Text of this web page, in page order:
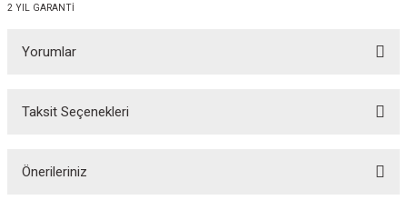
2 YIL GARANTİ
Yorumlar
Bu ürüne ilk yorumu siz yapın!
Taksit Seçenekleri
Önerileriniz